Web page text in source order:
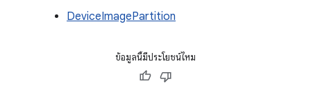
DeviceImagePartition
ข้อมูลนี้มีประโยชน์ไหม